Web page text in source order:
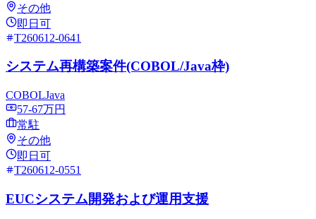
その他
即日可
T260612-0641
システム再構築案件(COBOL/Java枠)
COBOLJava
57-67万円
常駐
その他
即日可
T260612-0551
EUCシステム開発および運用支援